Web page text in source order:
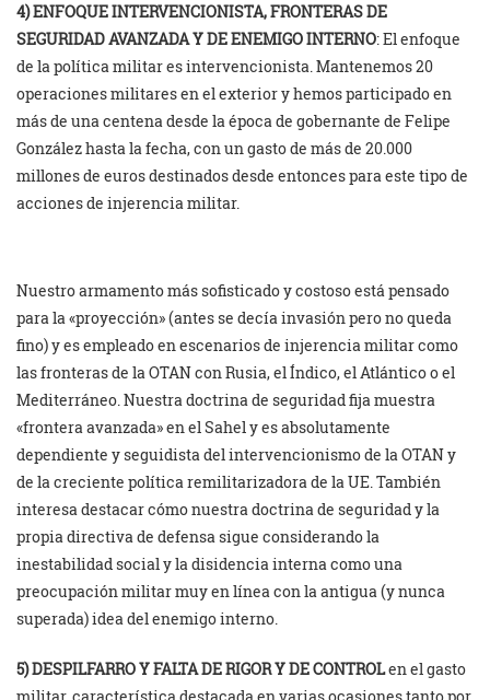
4) ENFOQUE INTERVENCIONISTA, FRONTERAS DE
SEGURIDAD AVANZADA Y DE ENEMIGO INTERNO: El enfoque
de la política militar es intervencionista. Mantenemos 20
operaciones militares en el exterior y hemos participado en
más de una centena desde la época de gobernante de Felipe
González hasta la fecha, con un gasto de más de 20.000
millones de euros destinados desde entonces para este tipo de
acciones de injerencia militar.
Nuestro armamento más sofisticado y costoso está pensado
para la «proyección» (antes se decía invasión pero no queda
fino) y es empleado en escenarios de injerencia militar como
las fronteras de la OTAN con Rusia, el Índico, el Atlántico o el
Mediterráneo. Nuestra doctrina de seguridad fija muestra
«frontera avanzada» en el Sahel y es absolutamente
dependiente y seguidista del intervencionismo de la OTAN y
de la creciente política remilitarizadora de la UE. También
interesa destacar cómo nuestra doctrina de seguridad y la
propia directiva de defensa sigue considerando la
inestabilidad social y la disidencia interna como una
preocupación militar muy en línea con la antigua (y nunca
superada) idea del enemigo interno.
5) DESPILFARRO Y FALTA DE RIGOR Y DE CONTROLen el gasto